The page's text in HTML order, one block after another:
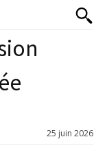
25 juin 2026